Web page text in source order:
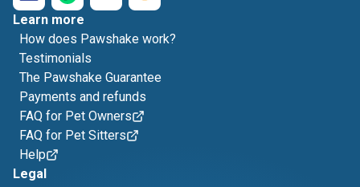
Learn more
How does Pawshake work?
Testimonials
The Pawshake Guarantee
Payments and refunds
FAQ for Pet Owners
FAQ for Pet Sitters
Help
Legal